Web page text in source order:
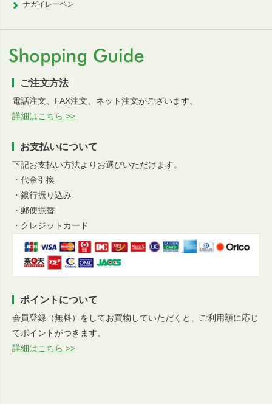
ナガイレーベン
ご注文方法
電話注文、FAX注文、ネット注文がございます。
詳細はこちら >>
お支払いについて
下記お支払い方法よりお選びいただけます。
・代金引換
・銀行振り込み
・郵便振替
・クレジットカード
ポイントについて
会員登録（無料）をしてお買物していただくと、ご利用額に応じ
てポイントがつきます。
詳細はこちら >>